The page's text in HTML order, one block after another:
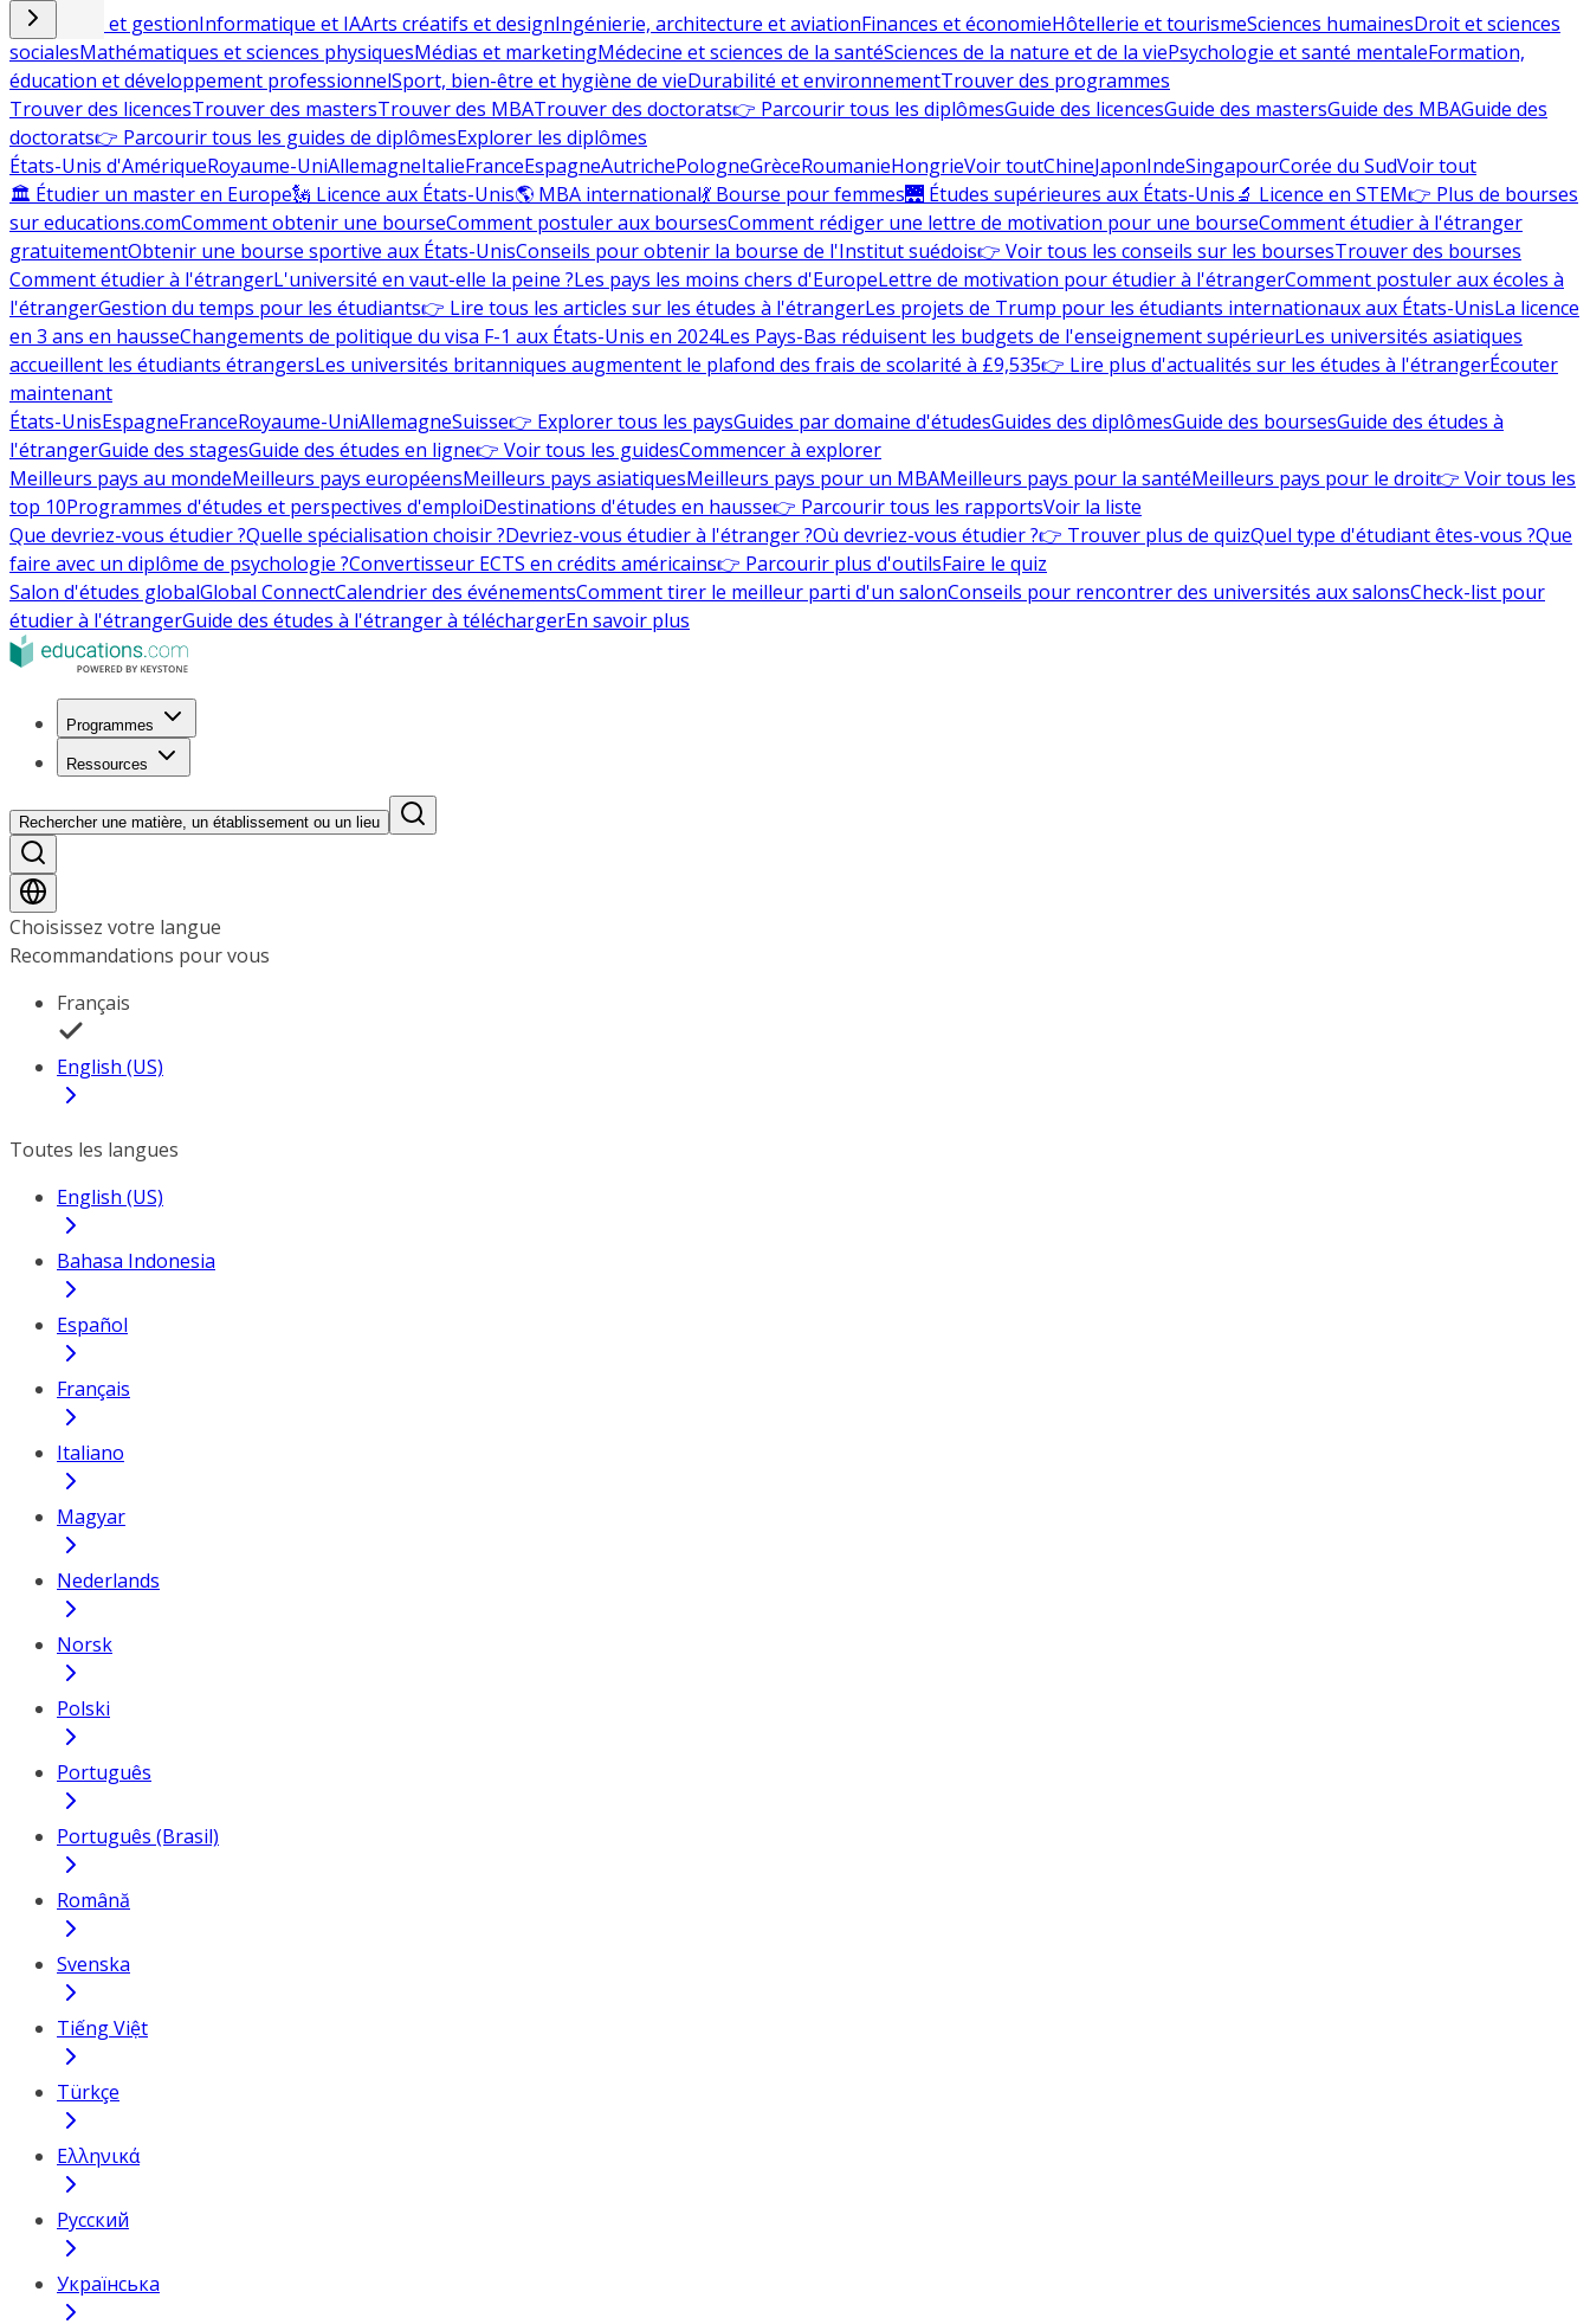
Commerce et gestionInformatique et IAArts créatifs et designIngénierie, architecture et aviationFinances et économieHôtellerie et tourismeSciences humainesDroit et sciences
socialesMathématiques et sciences physiquesMédias et marketingMédecine et sciences de la santéSciences de la nature et de la viePsychologie et santé mentaleFormation,
éducation et développement professionnelSport, bien-être et hygiène de vieDurabilité et environnementTrouver des programmes
Trouver des licencesTrouver des mastersTrouver des MBATrouver des doctorats👉 Parcourir tous les diplômesGuide des licencesGuide des mastersGuide des MBAGuide des
doctorats👉 Parcourir tous les guides de diplômesExplorer les diplômes
États-Unis d'AmériqueRoyaume-UniAllemagneItalieFranceEspagneAutrichePologneGrèceRoumanieHongrieVoir toutChineJaponIndeSingapourCorée du SudVoir tout
🏛 Étudier un master en Europe🗽 Licence aux États-Unis🌎 MBA international💃 Bourse pour femmes🌉 Études supérieures aux États-Unis🔬 Licence en STEM👉 Plus de bourses
sur educations.comComment obtenir une bourseComment postuler aux boursesComment rédiger une lettre de motivation pour une bourseComment étudier à l'étranger
gratuitementObtenir une bourse sportive aux États-UnisConseils pour obtenir la bourse de l'Institut suédois👉 Voir tous les conseils sur les boursesTrouver des bourses
Comment étudier à l'étrangerL'université en vaut-elle la peine ?Les pays les moins chers d'EuropeLettre de motivation pour étudier à l'étrangerComment postuler aux écoles à
l'étrangerGestion du temps pour les étudiants👉 Lire tous les articles sur les études à l'étrangerLes projets de Trump pour les étudiants internationaux aux États-UnisLa licence
en 3 ans en hausseChangements de politique du visa F-1 aux États-Unis en 2024Les Pays-Bas réduisent les budgets de l'enseignement supérieurLes universités asiatiques
accueillent les étudiants étrangersLes universités britanniques augmentent le plafond des frais de scolarité à £9,535👉 Lire plus d'actualités sur les études à l'étrangerÉcouter
maintenant
États-UnisEspagneFranceRoyaume-UniAllemagneSuisse👉 Explorer tous les paysGuides par domaine d'étudesGuides des diplômesGuide des boursesGuide des études à
l'étrangerGuide des stagesGuide des études en ligne👉 Voir tous les guidesCommencer à explorer
Meilleurs pays au mondeMeilleurs pays européensMeilleurs pays asiatiquesMeilleurs pays pour un MBAMeilleurs pays pour la santéMeilleurs pays pour le droit👉 Voir tous les
top 10Programmes d'études et perspectives d'emploiDestinations d'études en hausse👉 Parcourir tous les rapportsVoir la liste
Que devriez-vous étudier ?Quelle spécialisation choisir ?Devriez-vous étudier à l'étranger ?Où devriez-vous étudier ?👉 Trouver plus de quizQuel type d'étudiant êtes-vous ?Que
faire avec un diplôme de psychologie ?Convertisseur ECTS en crédits américains👉 Parcourir plus d'outilsFaire le quiz
Salon d'études globalGlobal ConnectCalendrier des événementsComment tirer le meilleur parti d'un salonConseils pour rencontrer des universités aux salonsCheck-list pour
étudier à l'étrangerGuide des études à l'étranger à téléchargerEn savoir plus
Programmes
Ressources
Rechercher une matière, un établissement ou un lieu
Choisissez votre langue
Recommandations pour vous
Français
English (US)
Toutes les langues
English (US)
Bahasa Indonesia
Español
Français
Italiano
Magyar
Nederlands
Norsk
Polski
Português
Português (Brasil)
Română
Svenska
Tiếng Việt
Türkçe
Ελληνικά
Русский
Українська